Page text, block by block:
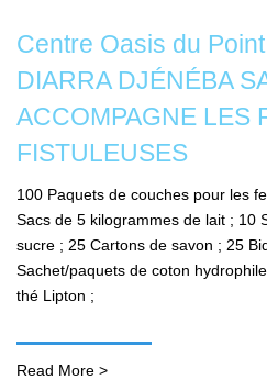
Centre Oasis du
DIARRA DJÉNÉBA
ACCOMPAGNE LES
FISTULEUSES
100 Paquets de couches pour les
Sacs de 5 kilogrammes de lait ; 10
sucre ; 25 Cartons de savon ; 25
Sachet/paquets de coton
thé Lipton ;
Read More >